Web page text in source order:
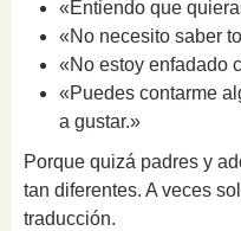
«Entiendo que
«No necesito saber
«No estoy enfadado
«Puedes contarme
a gustar.»
Porque quizá padres y
tan diferentes. A veces
traducción.